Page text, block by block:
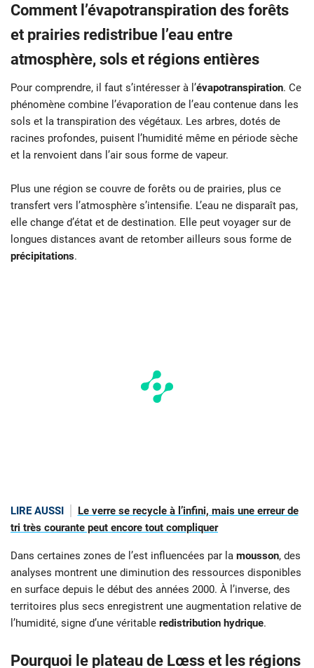
Comment l’évapotranspiration des forêts
et prairies redistribue l’eau entre
atmosphère, sols et régions entières
Pour comprendre, il faut s’intéresser à l’évapotranspiration. Ce
phénomène combine l’évaporation de l’eau contenue dans les
sols et la transpiration des végétaux. Les arbres, dotés de
racines profondes, puisent l’humidité même en période sèche
et la renvoient dans l’air sous forme de vapeur.
Plus une région se couvre de forêts ou de prairies, plus ce
transfert vers l’atmosphère s’intensifie. L’eau ne disparaît pas,
elle change d’état et de destination. Elle peut voyager sur de
longues distances avant de retomber ailleurs sous forme de
précipitations.
LIRE AUSSI
Le verre se recycle à l’infini, mais une erreur de
tri très courante peut encore tout compliquer
Dans certaines zones de l’est influencées par la mousson, des
analyses montrent une diminution des ressources disponibles
en surface depuis le début des années 2000. À l’inverse, des
territoires plus secs enregistrent une augmentation relative de
l’humidité, signe d’une véritable redistribution hydrique.
Pourquoi le plateau de Lœss et les régions